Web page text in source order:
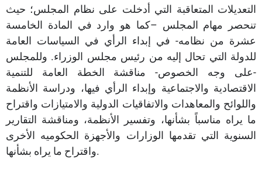
التعديلات المتعاقبة التي أدخلت على نظام المجلس؛ حيث
تنحصر مهام المجلس –كما هو وارد في المادة الخامسة
عشرة من نظامه- في إبداء الرأي في السياسات العامة
للدولة التي تحال إليه من رئيس مجلس الوزراء. وللمجلس
-على وجه الخصوص- مناقشة الخطة العامة للتنمية
الاقتصادية والاجتماعية وإبداء الرأي فيها، ودراسة الأنظمة
واللوائح والمعاهدات والاتفاقيات الدولية والامتيازات واقتراح
ما يراه مناسباً بشأنها، وتفسير الأنظمة، ومناقشة التقارير
السنوية التي تقدمها الوزارات والأجهزة الحكوميه الأخرى
واقتراح ما يراه بشأنها.